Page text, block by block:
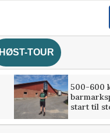
HØST-TOUR
500-600
start til